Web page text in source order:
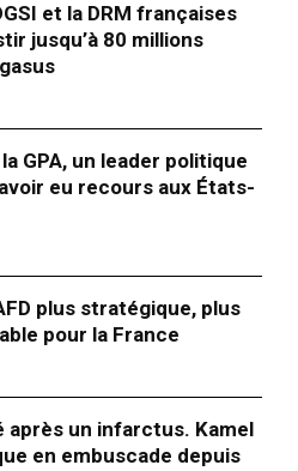
et la DRM françaises
jusqu’à 80 millions
GPA, un leader politique
eu recours aux États-
plus stratégique, plus
pour la France
après un infarctus. Kamel
en embuscade depuis